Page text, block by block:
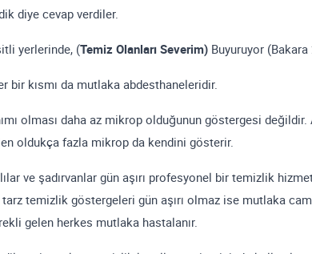
diye cevap verdiler.
yerlerinde, (Temiz Olanları Severim) Buyuruyor (Bakara
kısmı da mutlaka abdesthaneleridir.
olması daha az mikrop olduğunun göstergesi
oldukça fazla mikrop da kendini gösterir.
ve şadırvanlar gün aşırı profesyonel bir temizlik
tarz temizlik göstergeleri gün aşırı olmaz ise mutlaka
gelen herkes mutlaka hastalanır.